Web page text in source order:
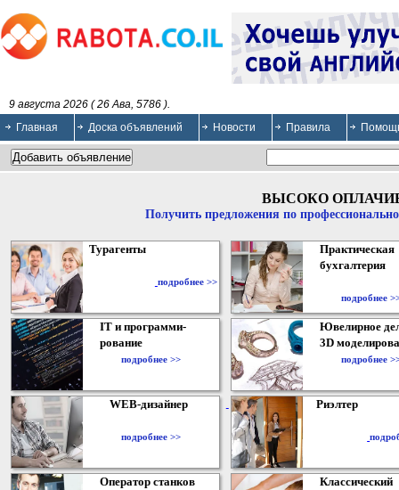
9 августа 2026 ( 26 Ава, 5786 ).
Главная
Доска объявлений Новости Правила
ВЫСОКО
Получить предложения по
Турагенты
подробнее >>
Практическая
бухгалтерия
подробнее
IT и программи-
рование
подробнее >>
Ювелирное
3D
подробнее
WEB-дизайнер
подробнее >>
Риэлтер
Оператор станков
Классический